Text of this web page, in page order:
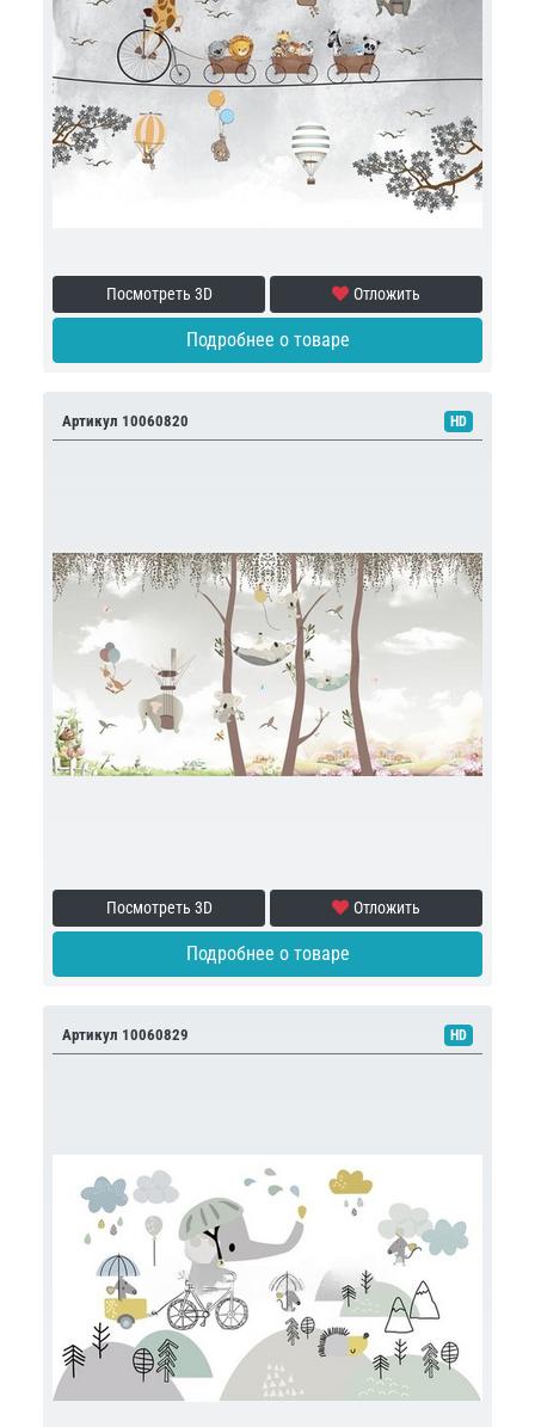
Посмотреть 3D Отложить
Подробнее о товаре
Артикул 10060820 HD
Посмотреть 3D Отложить
Подробнее о товаре
Артикул 10060829 HD